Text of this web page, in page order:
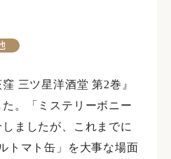
三ツ星洋酒堂 第2巻』
。「ミステリーボニー
ましたが、これまでに
トマト缶」を大事な場面